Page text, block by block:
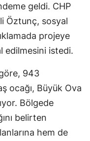
geldi. CHP
Öztunç, sosyal
projeye
edilmesini istedi.
943
ocağı, Büyük Ova
Bölgede
belirten
hem de